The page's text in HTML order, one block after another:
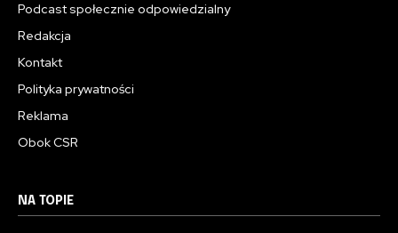
Podcast społecznie odpowiedzialny
Redakcja
Kontakt
Polityka prywatności
Reklama
Obok CSR
NA TOPIE